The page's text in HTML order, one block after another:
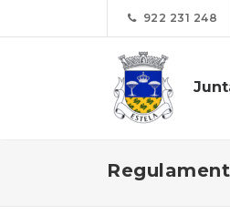
922 231 248